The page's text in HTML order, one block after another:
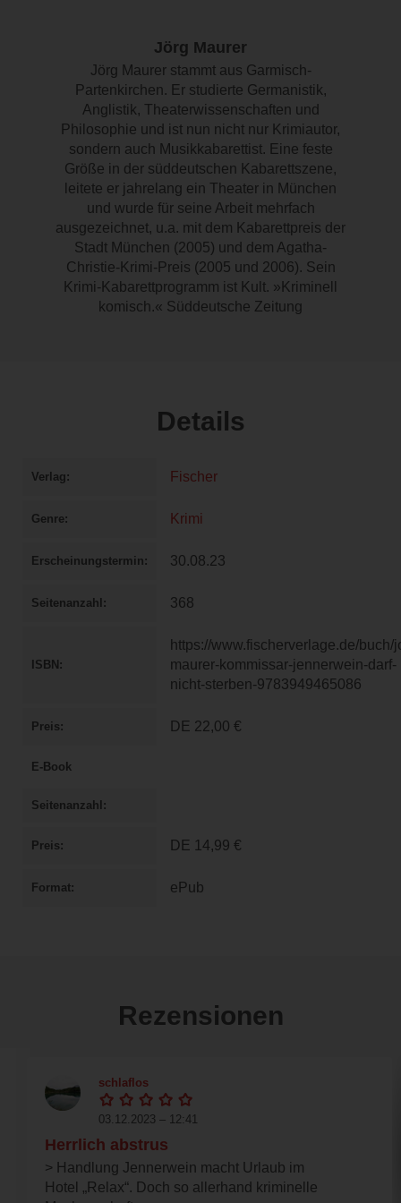
Jörg Maurer
Jörg Maurer stammt aus Garmisch-
Partenkirchen. Er studierte Germanistik,
Anglistik, Theaterwissenschaften und
Philosophie und ist nun nicht nur Krimiautor,
sondern auch Musikkabarettist. Eine feste
Größe in der süddeutschen Kabarettszene,
leitete er jahrelang ein Theater in München
und wurde für seine Arbeit mehrfach
ausgezeichnet, u.a. mit dem Kabarettpreis der
Stadt München (2005) und dem Agatha-
Christie-Krimi-Preis (2005 und 2006). Sein
Krimi-Kabarettprogramm ist Kult. »Kriminell
komisch.« Süddeutsche Zeitung
Details
Verlag Fischer
Genre Krimi
Erscheinungstermin 30.08.23
Seitenanzahl 368
ISBN
https://www.fischerverlage.de/buch/
maurer-kommissar-jennerwein-darf-
nicht-sterben-9783949465086
Preis DE 22,00 €
E-Book
Seitenanzahl
Preis DE 14,99 €
Format ePub
Rezensionen
schlaflos
03.12.2023 – 12:41
Herrlich abstrus
> Handlung Jennerwein macht Urlaub im
Hotel „Relax“. Doch so allerhand kriminelle